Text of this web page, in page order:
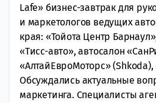
Lafe» бизнес-завтрак для
и маркетологов ведущих
края: «Тойота Центр
«Тисс-авто», автосалон
«АлтайЕвроМоторс»
Обсуждались актуальные
маркетинга. Специалисты